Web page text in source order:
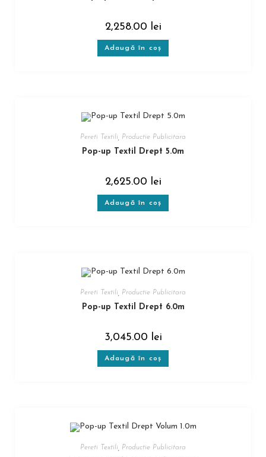
2,258.00 lei
Adaugă în coș
Pereti Textili Productie Publicitara
Pop-up Textil Drept 5.0m
2,625.00 lei
Adaugă în coș
Pereti Textili Productie Publicitara
Pop-up Textil Drept 6.0m
3,045.00 lei
Adaugă în coș
Pereti Textili Productie Publicitara